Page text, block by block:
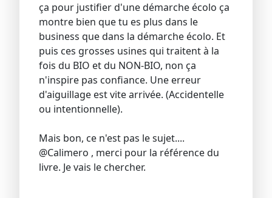
ça pour justifier d'une démarche écolo ça
montre bien que tu es plus dans le
business que dans la démarche écolo. Et
puis ces grosses usines qui traitent à la
fois du BIO et du NON-BIO, non ça
n'inspire pas confiance. Une erreur
d'aiguillage est vite arrivée. (Accidentelle
ou intentionnelle).
Mais bon, ce n'est pas le sujet....
@Calimero , merci pour la référence du
livre. Je vais le chercher.